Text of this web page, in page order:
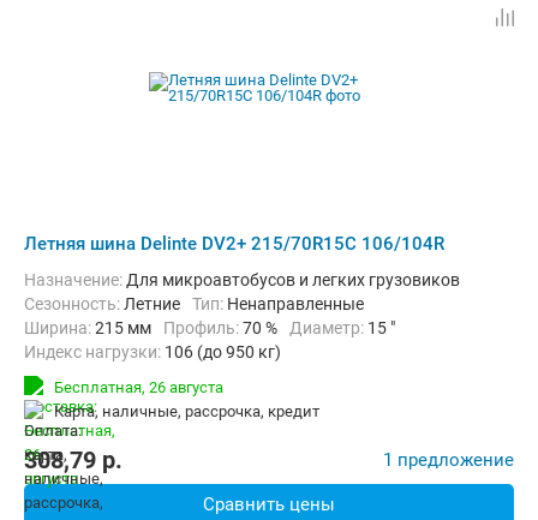
Летняя шина Delinte DV2+ 215/70R15C 106/104R
Назначение: Для микроавтобусов и легких грузовиков
Сезонность: Летние Тип: Ненаправленные
Ширина:215 мм Профиль:70 % Диаметр: 15 "
Индекс нагрузки: 106 (до 950 кг)
Индекс скорости:
Бесплатная, 26 августа
карта, наличные, рассрочка, кредит
308,79 p. 1 предложение
Сравнить цены